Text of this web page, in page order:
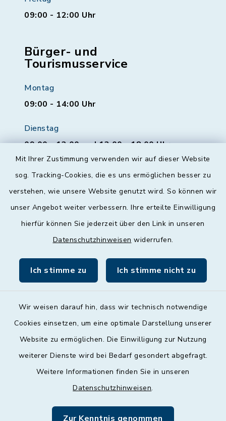
Mit Ihrer Zustimmung verwenden wir auf dieser Website
sog. Tracking-Cookies, die es uns ermöglichen besser zu
verstehen, wie unsere Website genutzt wird. So können wir
unser Angebot weiter verbessern. Ihre erteilte Einwilligung
hierfür können Sie jederzeit über den Link in unseren
Datenschutzhinweisen widerrufen.
Ich stimme zu Ich stimme nicht zu
Wir weisen darauf hin, dass wir technisch notwendige
Cookies einsetzen, um eine optimale Darstellung unserer
Website zu ermöglichen. Die Einwilligung zur Nutzung
weiterer Dienste wird bei Bedarf gesondert abgefragt.
Weitere Informationen finden Sie in unseren
Datenschutzhinweisen.
Zur Kenntnis genommen
09:00 - 12:00 Uhr
Bürger- und
Tourismusservice
Montag
09:00 - 14:00 Uhr
Dienstag
09:00 - 12:00 und 13:00 - 18:00 Uhr
Donnerstag
09:00 - 12:00 und 13:00 - 18:00 Uhr
09:00 - 12:00 Uhr
Barrierefreiheit